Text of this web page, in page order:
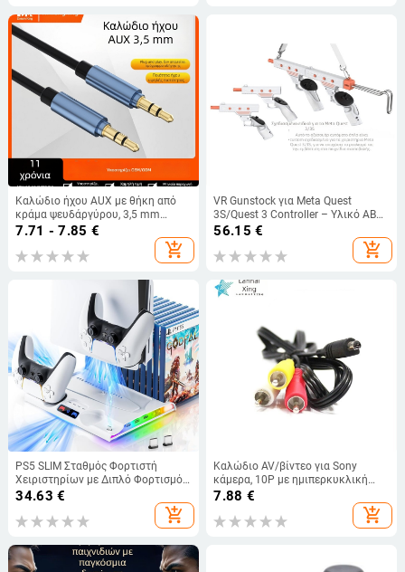
Καλώδιο ήχου AUX με θήκη από
κράμα ψευδάργύρου, 3,5 mm
αρσενικό-αρσενικό, μήκος 1 m,
αυτοκινητικό συνδετικό καλώδιο
7.71 - 7.85 €
add_shopping_cart
VR Gunstock για Meta Quest
3S/Quest 3 Controller – Υλικό ABS,
Βάρος 623g, Κράτημα Gunstock
56.15 €
add_shopping_cart
PS5 SLIM Σταθμός Φορτιστή
Χειριστηρίων με Διπλό Φορτισμό,
USB Διασύνδεση, Βάση Διάχυσης
Θερμότητας, ABS Κορμός, Ράφι
Αποθήκευσης
34.63 €
add_shopping_cart
Καλώδιο AV/βίντεο για Sony
κάμερα, 10P με ημιπερκυκλική
θύρα, συμβατό με VMC-15FS και
7.88 €
add_shopping_cart